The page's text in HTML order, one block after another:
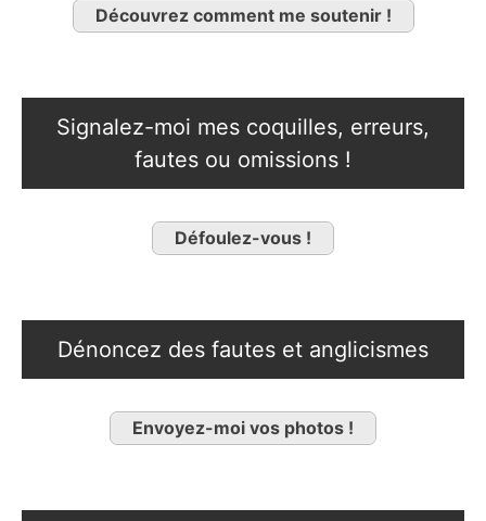
Découvrez comment me soutenir !
Signalez-moi mes coquilles, erreurs,
fautes ou omissions !
Défoulez-vous !
Dénoncez des fautes et anglicismes
Envoyez-moi vos photos !